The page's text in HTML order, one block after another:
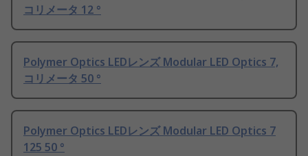
コリメータ 12 °
Polymer Optics LEDレンズ Modular LED Optics 7,
コリメータ 50 °
Polymer Optics LEDレンズ Modular LED Optics 7
125 50 °